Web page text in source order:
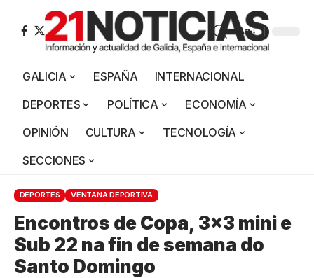
Aa
GALICIA ESPAÑA
INTERNACIONAL
DEPORTES
POLÍTICA
ECONOMÍA
OPINIÓN
CULTURA
TECNOLOGÍA
SECCIONES
DEPORTES VENTANA DEPORTIVA
Encontros de Copa, 3×3 mini e
Sub 22 na fin de semana do
Santo Domingo